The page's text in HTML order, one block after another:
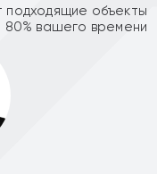
подходящие объекты
80% вашего времени